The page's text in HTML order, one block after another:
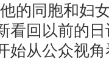
的同胞和妇
看回以前的
始从公众视